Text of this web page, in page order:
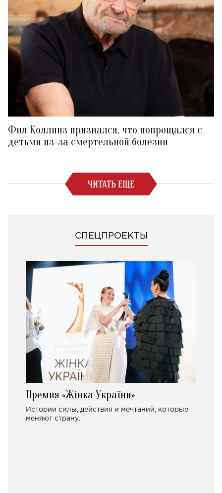
Фил Коллинз признался, что попрощался с
детьми из-за смертельной болезни
ЧИТАТЬ ЕЩЕ
СПЕЦПРОЕКТЫ
Премия «Жінка України»
Истории силы, действия и мечтаний, которые
меняют страну.